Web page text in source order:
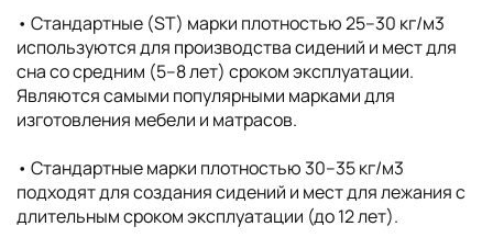
• Стандартные (ST) марки плотностью 25–30 кг/м3
используются для производства сидений и мест для
сна со средним (5–8 лет) сроком эксплуатации.
Являются самыми популярными марками для
изготовления мебели и матрасов.
• Стандартные марки плотностью 30–35 кг/м3
подходят для создания сидений и мест для лежания с
длительным сроком эксплуатации (до 12 лет).